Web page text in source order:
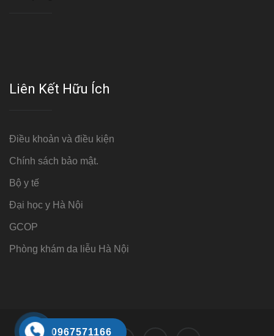
Liên Kết Hữu Ích
Điều khoản và điều kiện
Chính sách bảo mật.
Bộ y tế
Đại học y Hà Nội
GCOP
Phòng khám da liễu Hà Nội
0967571166